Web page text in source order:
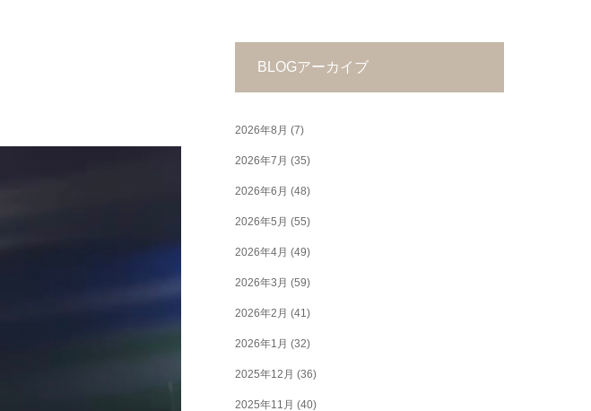
BLOGアーカイブ
2026年8月 (7)
2026年7月 (35)
2026年6月 (48)
2026年5月 (55)
2026年4月 (49)
2026年3月 (59)
2026年2月 (41)
2026年1月 (32)
2025年12月 (36)
2025年11月 (40)